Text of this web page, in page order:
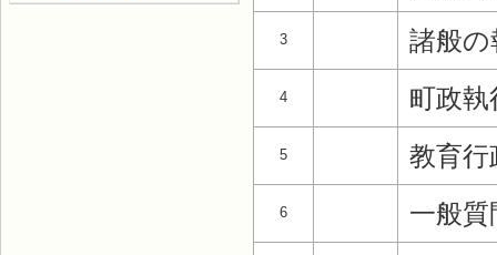
3 諸般の
4 町政執
5 教育行
6
一般質